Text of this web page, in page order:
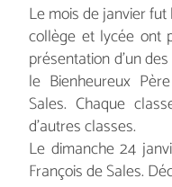
Le mois de janvier
collège et lycée ont
présentation d'un
le Bienheureux
Sales. Chaque
d'autres classes.
Le dimanche 24
François de Sales.